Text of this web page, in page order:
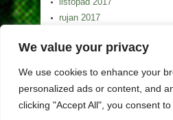
We value your privacy
We use cookies to enhance your
personalized ads or content, and
clicking "Accept All", you consent
rujan 2017
srpanj 2017